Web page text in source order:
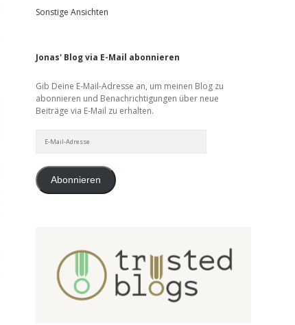
Sonstige Ansichten
Jonas' Blog via E-Mail abonnieren
Gib Deine E-Mail-Adresse an, um meinen Blog zu
abonnieren und Benachrichtigungen über neue
Beiträge via E-Mail zu erhalten.
Mail-
Abonnieren